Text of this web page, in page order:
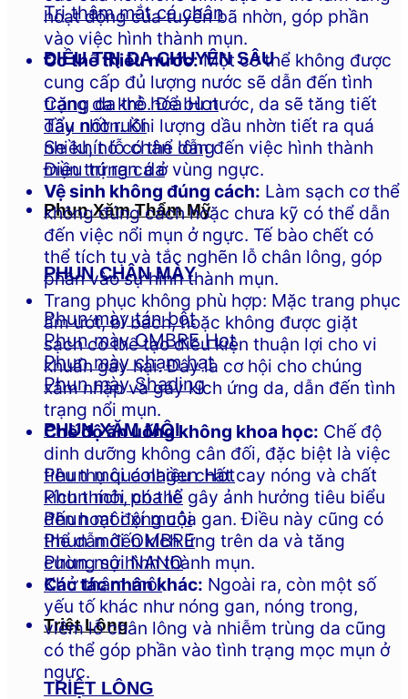
Trị thâm mắt cá chân
ĐIỀU TRỊ DA CHUYÊN SÂU
Căng da trẻ hóa
Tẩy nốt ruồi
Se khít lỗ chân lông
Điều trị rạn da
Phun Xăm Thẩm Mỹ
PHUN CHÂN MÀY
Phun mày tán bột
Phun mày OMBRE
Phun mày chạm hạt
Phun mày Shading
PHUN XĂM MÔI
Phun môi colagen
Phun môi pha lê
Phun môi xí muội
Phun môi OMBRE
Phun môi NANO
Khử thâm môi
Triệt Lông
TRIỆT LÔNG
hoạt động của tuyến bã nhờn, góp phần
vào việc hình thành mụn.
Cơ thể thiếu nước:Một cơ thể không được
cung cấp đủ lượng nước sẽ dẫn đến tình
trạng da khô. Để bù nước, da sẽ tăng tiết
dầu nhờn. Khi lượng dầu nhờn tiết ra quá
nhiều, nó có thể dẫn đến việc hình thành
mụn trứng cá ở vùng ngực.
Vệ sinh không đúng cách: Làm sạch cơ thể
không đúng cách hoặc chưa kỹ có thể dẫn
đến việc nổi mụn ở ngực. Tế bào chết có
thể tích tụ và tắc nghẽn lỗ chân lông, góp
phần vào sự hình thành mụn.
Trang phục không phù hợp: Mặc trang phục
ẩm ướt, bí bách, hoặc không được giặt
sạch có thể tạo điều kiện thuận lợi cho vi
khuẩn gây hại. Đây là cơ hội cho chúng
xâm nhập và gây kích ứng da, dẫn đến tình
trạng nổi mụn.
Chế độ ăn uống không khoa học: Chế độ
dinh dưỡng không cân đối, đặc biệt là việc
tiêu thụ quá nhiều chất cay nóng và chất
kích thích, có thể gây ảnh hưởng tiêu biểu
đến hoạt động của gan. Điều này cũng có
thể dẫn đến kích ứng trên da và tăng
cường sự hình thành mụn.
Các tác nhân khác: Ngoài ra, còn một số
yếu tố khác như nóng gan, nóng trong,
viêm lỗ chân lông và nhiễm trùng da cũng
có thể góp phần vào tình trạng mọc mụn ở
ngực.